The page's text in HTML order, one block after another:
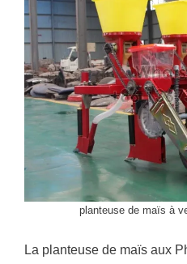
planteuse de maïs à
La planteuse de maïs aux